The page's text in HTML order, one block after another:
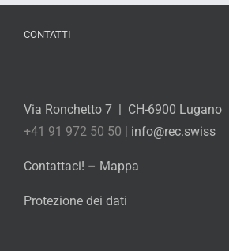
CONTATTI
Via Ronchetto 7 | CH-6900 Lugano
+41 91 972 50 50 | info@rec.swiss
Contattaci! – Mappa
Protezione dei dati